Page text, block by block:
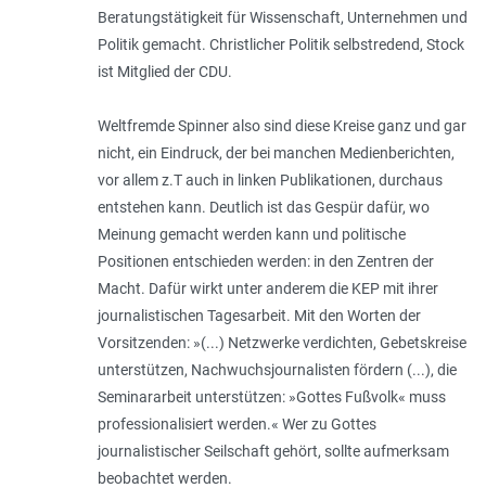
Beratungstätigkeit für Wissenschaft, Unternehmen und
Politik gemacht. Christlicher Politik selbstredend, Stock
ist Mitglied der CDU.
Weltfremde Spinner also sind diese Kreise ganz und gar
nicht, ein Eindruck, der bei manchen Medienberichten,
vor allem z.T auch in linken Publikationen, durchaus
entstehen kann. Deutlich ist das Gespür dafür, wo
Meinung gemacht werden kann und politische
Positionen entschieden werden: in den Zentren der
Macht. Dafür wirkt unter anderem die KEP mit ihrer
journalistischen Tagesarbeit. Mit den Worten der
Vorsitzenden: »(...) Netzwerke verdichten, Gebetskreise
unterstützen, Nachwuchsjournalisten fördern (...), die
Seminararbeit unterstützen: »Gottes Fußvolk« muss
professionalisiert werden.« Wer zu Gottes
journalistischer Seilschaft gehört, sollte aufmerksam
beobachtet werden.